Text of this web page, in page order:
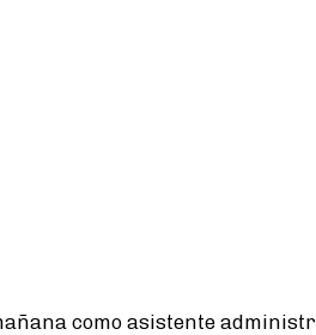
como asistente